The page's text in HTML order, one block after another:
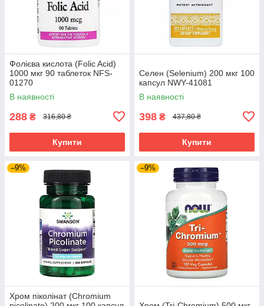
Фолієва кислота (Folic Acid)
1000 мкг 90 таблеток NFS-
01270
В наявності
288 ₴ 316,80 ₴
Купити
Селен (Selenium) 200 мкг 100
капсул NWY-41081
В наявності
398 ₴ 437,80 ₴
Купити
–9%
Хром піколінат (Chromium
–9%